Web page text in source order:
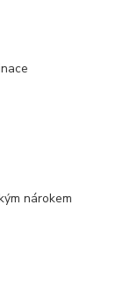
nárokem